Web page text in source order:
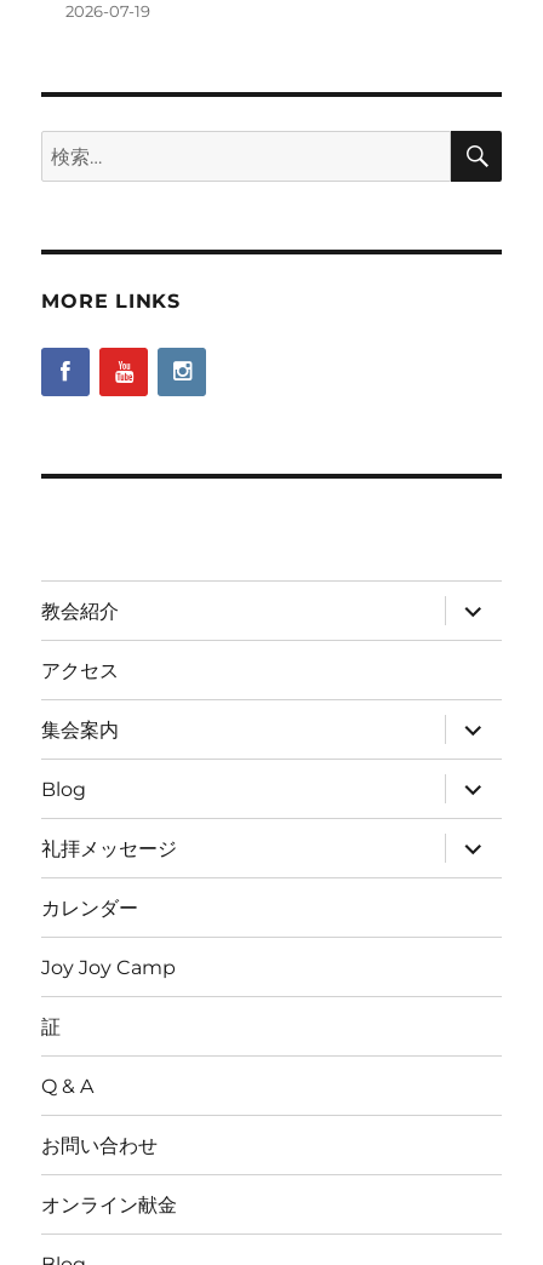
2026-07-19
検
索:
検
MORE LINKS
教会紹介
サ
ブ
メ
ー
を
展
開
アクセス
集会案内
サ
ブ
メ
ニ
ュ
ー
を
展
開
Blog
サ
ブ
メ
ニ
ュ
ー
開
礼拝メッセージ
サ
ブ
メ
ー
開
カレンダー
Joy Joy Camp
証
Q & A
お問い合わせ
オンライン献金